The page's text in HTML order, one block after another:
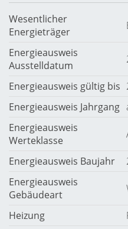
Wesentlicher
Energieträger
Energieausweis
Ausstelldatum
Energieausweis gültig bis
Energieausweis Jahrgang
Energieausweis
Werteklasse
Energieausweis Baujahr
Energieausweis
Gebäudeart
Heizung